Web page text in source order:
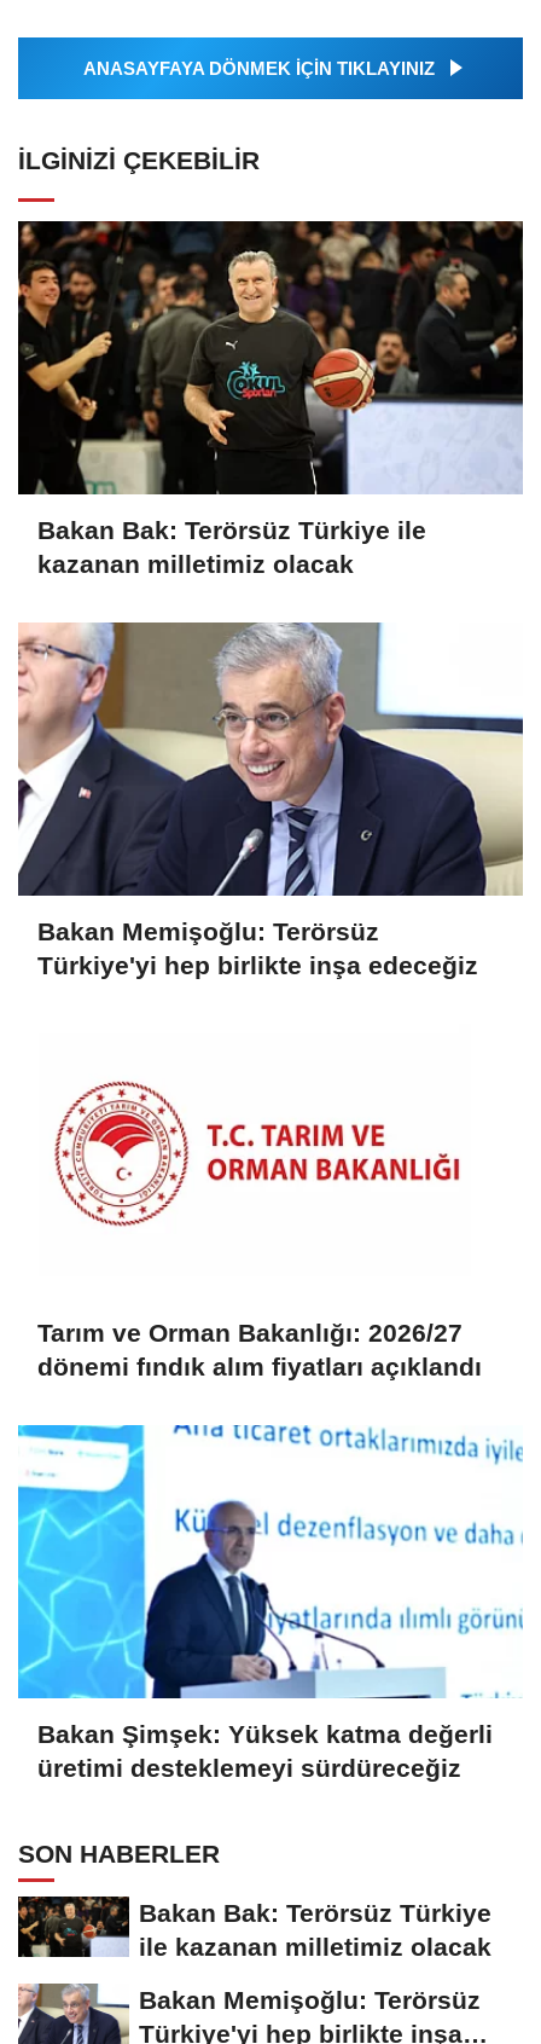
ANASAYFAYA DÖNMEK İÇİN TIKLAYINIZ
İLGINIZI ÇEKEBILIR
Bakan Bak: Terörsüz Türkiye ile
kazanan milletimiz olacak
Bakan Memişoğlu: Terörsüz
Türkiye'yi hep birlikte inşa edeceğiz
Tarım ve Orman Bakanlığı: 2026/27
dönemi fındık alım fiyatları açıklandı
Bakan Şimşek: Yüksek katma değerli
üretimi desteklemeyi sürdüreceğiz
SON HABERLER
Bakan Bak: Terörsüz Türkiye
ile kazanan milletimiz olacak
Bakan Memişoğlu: Terörsüz
Türkiye'yi hep birlikte inşa